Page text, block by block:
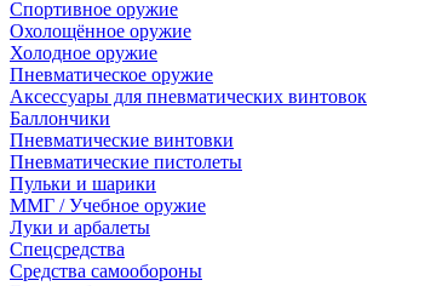
Спортивное оружие
Охолощённое оружие
Холодное оружие
Пневматическое оружие
Аксессуары для пневматических винтовок
Баллончики
Пневматические винтовки
Пневматические пистолеты
Пульки и шарики
ММГ / Учебное оружие
Луки и арбалеты
Спецсредства
Средства самообороны